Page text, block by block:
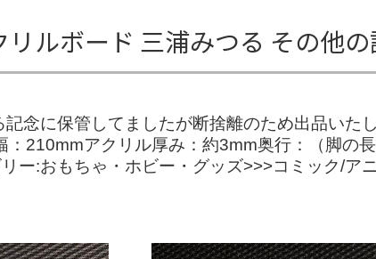
ルボード 三浦みつる その他
念に保管してましたが断捨離のため出品いた
210mmアクリル厚み：約3mm奥行：（脚の
ー:おもちゃ・ホビー・グッズ>>>コミック/ア